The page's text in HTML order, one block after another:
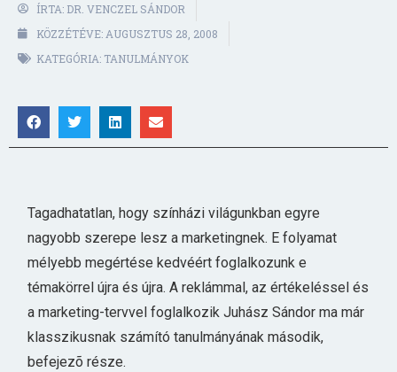
ÍRTA: DR. VENCZEL SÁNDOR
KÖZZÉTÉVE: AUGUSZTUS 28, 2008
KATEGÓRIA: TANULMÁNYOK
Tagadhatatlan, hogy színházi világunkban egyre
nagyobb szerepe lesz a marketingnek. E folyamat
mélyebb megértése kedvéért foglalkozunk e
témakörrel újra és újra. A reklámmal, az értékeléssel és
a marketing-tervvel foglalkozik Juhász Sándor ma már
klasszikusnak számító tanulmányának második,
befejezõ része.